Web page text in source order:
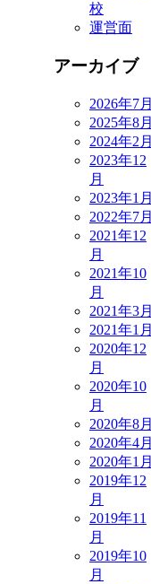
校
運営面
アーカイブ
2026年7月
2025年8月
2024年2月
2023年12
月
2023年1月
2022年7月
2021年12
月
2021年10
月
2021年3月
2021年1月
2020年12
月
2020年10
月
2020年8月
2020年4月
2020年1月
2019年12
月
2019年11
月
2019年10
月